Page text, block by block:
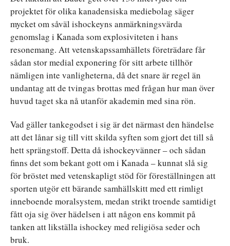
projektet för olika kanadensiska mediebolag säger
mycket om såväl ishockeyns anmärkningsvärda
genomslag i Kanada som explosiviteten i hans
resonemang. Att vetenskapssamhällets företrädare får
sådan stor medial exponering för sitt arbete tillhör
nämligen inte vanligheterna, då det snare är regel än
undantag att de tvingas brottas med frågan hur man över
huvud taget ska nå utanför akademin med sina rön.
Vad gäller tankegodset i sig är det närmast den händelse
att det lånar sig till vitt skilda syften som gjort det till så
hett sprängstoff. Detta då ishockeyvänner – och sådan
finns det som bekant gott om i Kanada – kunnat slå sig
för bröstet med vetenskapligt stöd för föreställningen att
sporten utgör ett bärande samhällskitt med ett rimligt
inneboende moralsystem, medan strikt troende samtidigt
fått oja sig över hädelsen i att någon ens kommit på
tanken att likställa ishockey med religiösa seder och
bruk.